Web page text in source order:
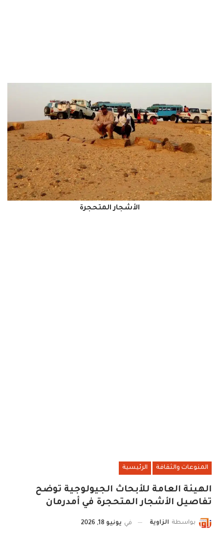
الأشجار المتحجرة
المنوعات والثقافة الرئيسية
الهيئة العامة للأبحاث الجيولوجية توضح
تفاصيل الأشجار المتحجرة في أمدرمان
بواسطة الزاوية في يونيو 18, 2026